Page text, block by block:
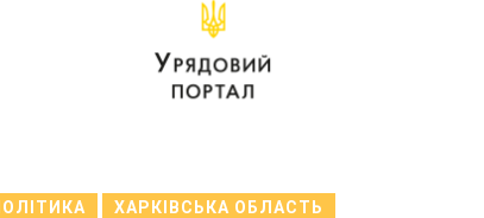
ХАРКІВСЬКА ОБЛАСТЬ